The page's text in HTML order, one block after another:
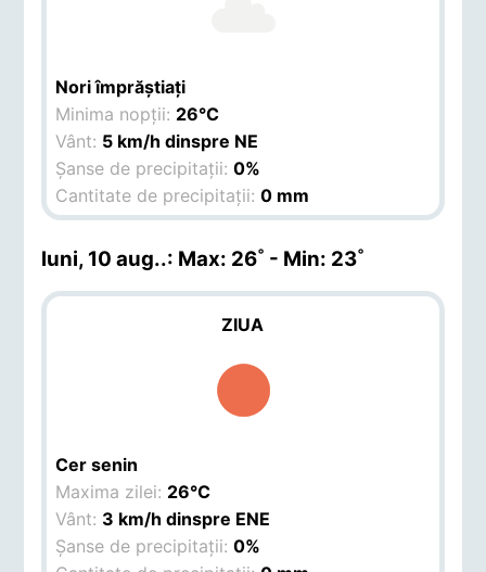
Nori împrăștiați
Minima nopții: 26°C
Vânt: 5 km/h dinspre NE
Șanse de precipitații:0%
Cantitate de precipitații:0 mm
luni, 10 aug..: Max: 26˚ - Min: 23˚
ZIUA
Cer senin
Maxima zilei: 26°C
Vânt: 3 km/h dinspre ENE
Șanse de precipitații:0%